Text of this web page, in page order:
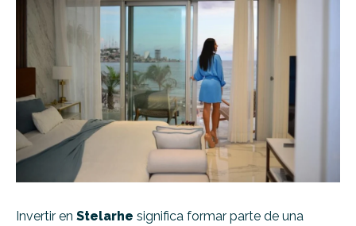
Invertir en Stelarhe significa formar parte de una